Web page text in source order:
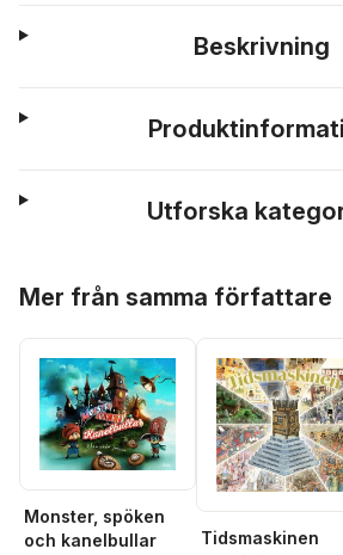
Beskrivning
Utforska
Mer från samma författare
Monster, spöken
och kanelbullar
Tidsmaskinen